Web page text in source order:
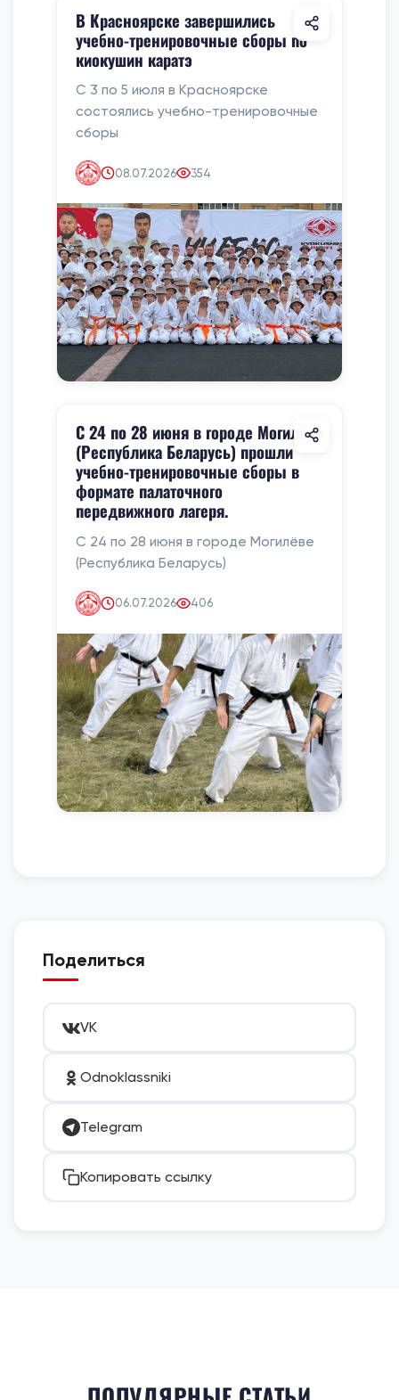
В Красноярске завершились
учебно-тренировочные сборы по
киокушин каратэ
С 3 по 5 июля в Красноярске
состоялись учебно-тренировочные
сборы
08.07.2026 354
С 24 по 28 июня в городе Могилёве
(Республика Беларусь) прошли
учебно-тренировочные сборы в
формате палаточного
передвижного лагеря.
С 24 по 28 июня в городе Могилёве
(Республика Беларусь)
06.07.2026 406
Поделиться
VK
Odnoklassniki
Telegram
Копировать ссылку